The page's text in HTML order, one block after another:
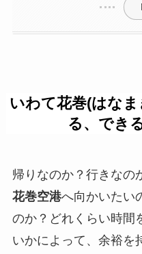
いわて花巻(はなま
る、でき
帰りなのか？行きなの
花巻空港へ向かいたい
のか？どれくらい時間
いかによって、余裕を